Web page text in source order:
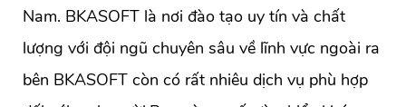
Nam. BKASOFT là nơi đào tạo uy tín và chất
lượng với đội ngũ chuyên sâu về lĩnh vực ngoài ra
bên BKASOFT còn có rất nhiêu dịch vụ phù hợp